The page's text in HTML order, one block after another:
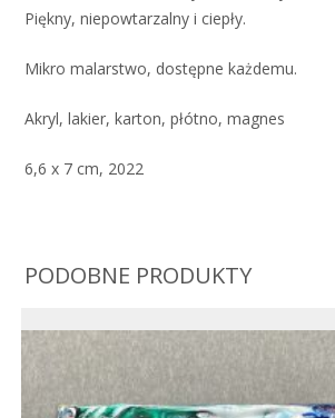
Piękny, niepowtarzalny i ciepły.
Mikro malarstwo, dostępne każdemu.
Akryl, lakier, karton, płótno, magnes
6,6 x 7 cm, 2022
PODOBNE PRODUKTY